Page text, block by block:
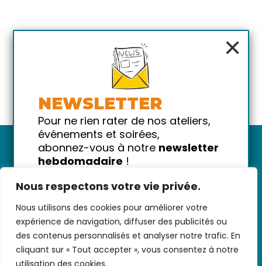
Nous respectons votre vie privée.
Nous utilisons des cookies pour améliorer votre
expérience de navigation, diffuser des publicités ou
des contenus personnalisés et analyser notre trafic. En
cliquant sur « Tout accepter », vous consentez à notre
utilisation des cookies.
Nous contacter-CGV/CGU-Données
personnelles-Infos pratiques- FAQ
×
NEWSLETTER
Pour ne rien rater de nos ateliers,
événements et soirées,
abonnez-vous à notre newsletter
hebdomadaire !
!
Votre email